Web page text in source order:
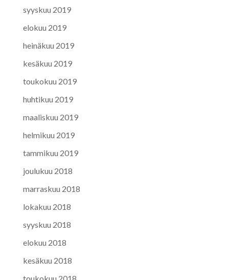
syyskuu 2019
elokuu 2019
heinäkuu 2019
kesäkuu 2019
toukokuu 2019
huhtikuu 2019
maaliskuu 2019
helmikuu 2019
tammikuu 2019
joulukuu 2018
marraskuu 2018
lokakuu 2018
syyskuu 2018
elokuu 2018
kesäkuu 2018